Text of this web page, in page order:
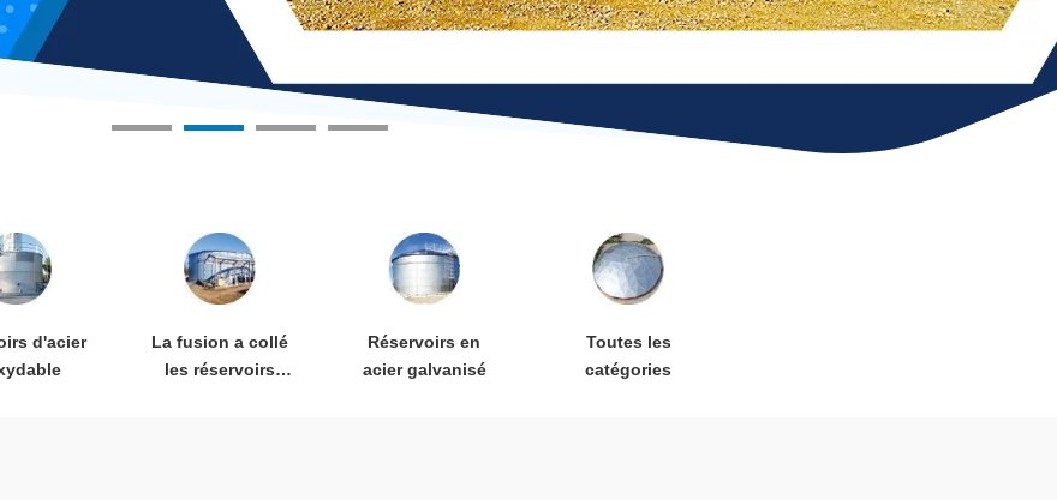
d'acier
La fusion a collé
les réservoirs
Réservoirs en
acier galvanisé
Toutes les
catégories